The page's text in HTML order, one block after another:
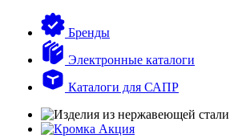
Бренды
Электронные каталоги
Каталоги для САПР